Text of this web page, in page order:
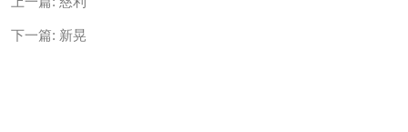
下一篇: 新晃